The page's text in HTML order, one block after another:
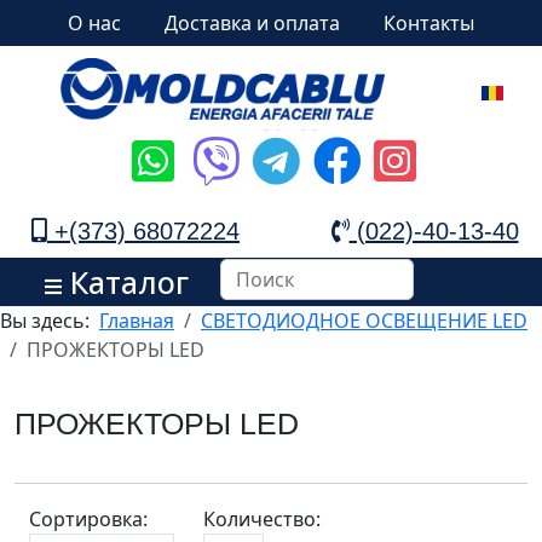
О нас Доставка и оплата Контакты
+(373) 68072224 (022)-40-13-40
Каталог
Вы здесь: Главная
СВЕТОДИОДНОЕ ОСВЕЩЕНИЕ LED
ПРОЖЕКТОРЫ LED
ПРОЖЕКТОРЫ LED
Сортировка: Количество: